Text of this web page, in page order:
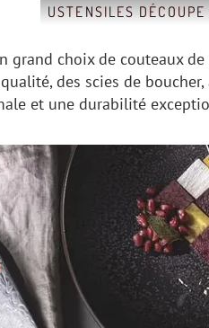
USTENSILES DÉCOUPE
grand choix de couteaux
des scies de
et une durabilité